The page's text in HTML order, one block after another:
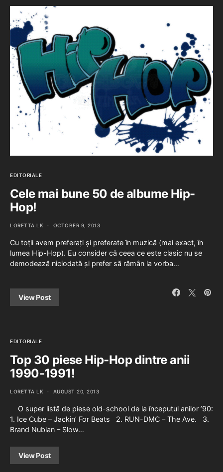
EDITORIALE
Cele mai bune 50 de albume Hip-
Hop!
LORETTA LK OCTOBER 9, 2013
Cu toții avem preferați și preferate în muzică (mai exact, în
lumea Hip-Hop). Eu consider că ceea ce este clasic nu se
demodează niciodată și prefer să rămân la vorba…
View Post
EDITORIALE
Top 30 piese Hip-Hop dintre anii
1990-1991!
LORETTA LK AUGUST 20, 2013
O super listă de piese old-school de la începutul anilor ’90:
1. Ice Cube – Jackin’ For Beats 2. RUN-DMC – The Ave. 3.
Brand Nubian – Slow…
View Post